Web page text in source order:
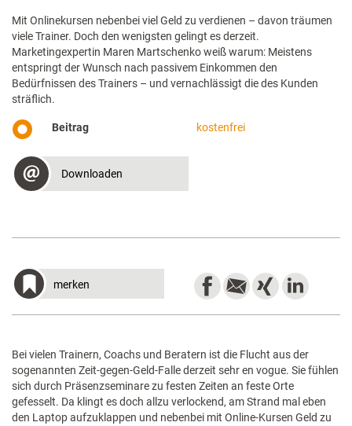
Mit Onlinekursen nebenbei viel Geld zu verdienen – davon träumen
viele Trainer. Doch den wenigsten gelingt es derzeit.
Marketingexpertin Maren Martschenko weiß warum: Meistens
entspringt der Wunsch nach passivem Einkommen den
Bedürfnissen des Trainers – und vernachlässigt die des Kunden
sträflich.
Beitrag kostenfrei
Downloaden
merken
Bei vielen Trainern, Coachs und Beratern ist die Flucht aus der
sogenannten Zeit-gegen-Geld-Falle derzeit sehr en vogue. Sie fühlen
sich durch Präsenzseminare zu festen Zeiten an feste Orte
gefesselt. Da klingt es doch allzu verlockend, am Strand mal eben
den Laptop aufzuklappen und nebenbei mit Online-Kursen Geld zu